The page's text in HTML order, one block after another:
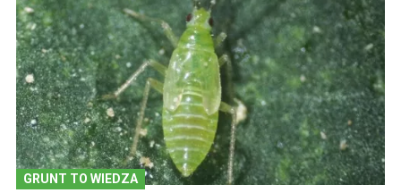
GRUNT TO WIEDZA